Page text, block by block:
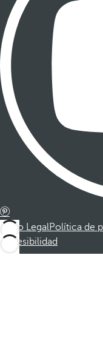
Aviso LegalPolítica de
Accesibilidad